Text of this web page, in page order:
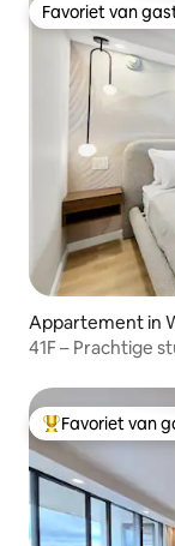
Favoriet van
Favoriet van
Appartement in
41F – Prachtige
Topfavoriet van
Favoriet van